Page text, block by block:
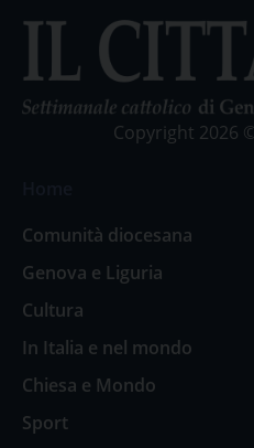
Copyright 2026
Comunità diocesana
Genova e Liguria
Cultura
In Italia e nel mondo
Chiesa e Mondo
Sport